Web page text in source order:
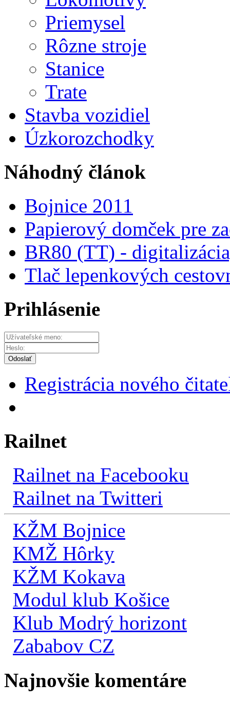
Priemysel
Rôzne stroje
Stanice
Trate
Stavba vozidiel
Úzkorozchodky
Náhodný článok
Bojnice 2011
Papierový domček pre
BR80 (TT) -
Tlač lepenkových
Prihlásenie
Odoslať
Registrácia nového
Railnet
Railnet na Facebooku
Railnet na Twitteri
KŽM Bojnice
KMŽ Hôrky
KŽM Kokava
Modul klub Košice
Klub Modrý horizont
Zababov CZ
Najnovšie komentáre